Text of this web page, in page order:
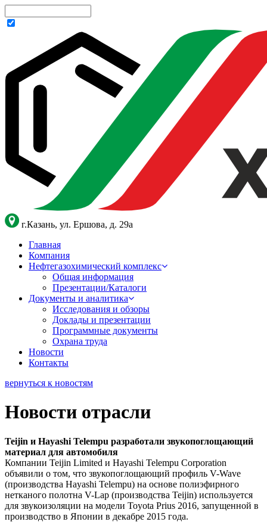
г.Казань, ул. Ершова, д. 29а
Главная
Компания
Нефтегазохимический комплекс
Общая информация
Презентации/Каталоги
Документы и аналитика
Исследования и обзоры
Доклады и презентации
Программные документы
Охрана труда
Новости
Контакты
вернуться к новостям
Новости отрасли
Teijin и Hayashi Telempu разработали звукопоглощающий
материал для автомобиля
Компании Teijin Limited и Hayashi Telempu Corporation
объявили о том, что звукопоглощающий профиль V-Wave
(производства Hayashi Telempu) на основе полиэфирного
нетканого полотна V-Lap (производства Teijin) используется
для звукоизоляции на модели Toyota Prius 2016, запущенной в
производство в Японии в декабре 2015 года.